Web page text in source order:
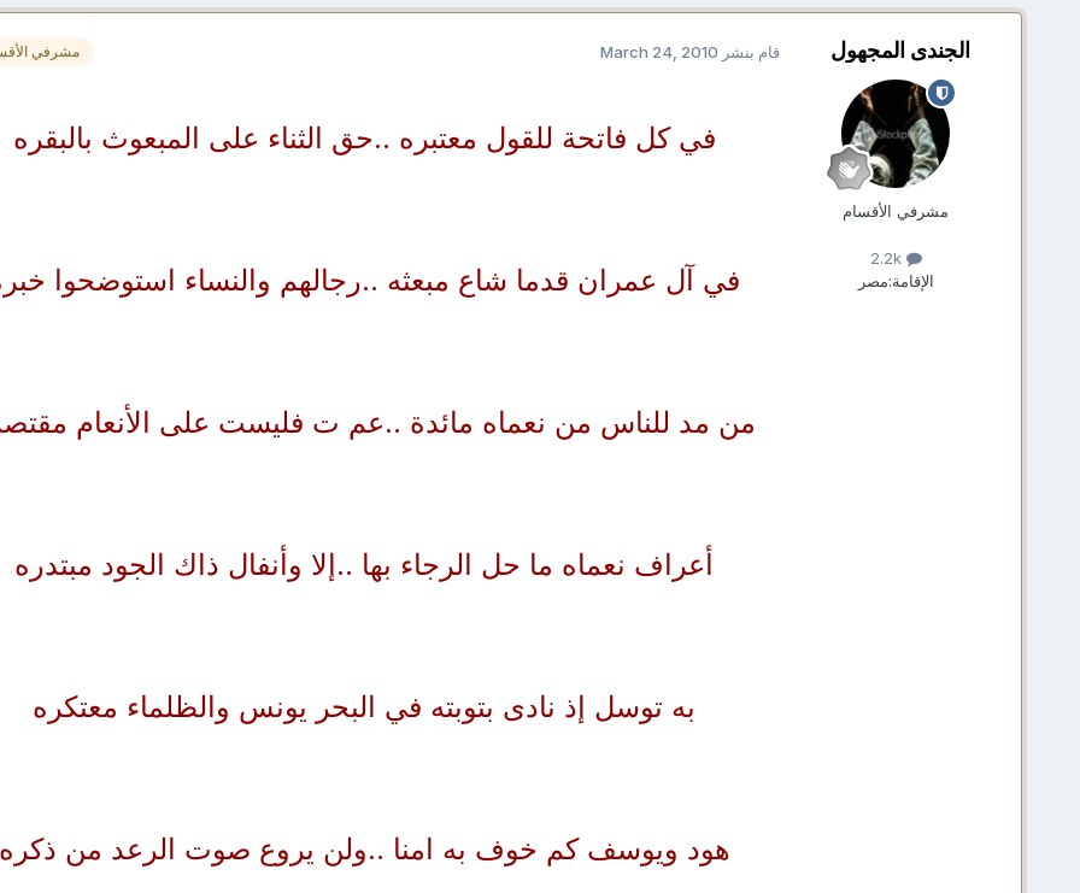
الجندى المجهول
مشرفي الأقسام
2.2k
الإقامة:مصر
مشرفي قام بنشر March 24, 2010
في كل فاتحة للقول معتبره ..حق الثناء على المبعوث بالبقره
في آل عمران قدما شاع مبعثه ..رجالهم والنساء استوضحوا
من مد للناس من نعماه مائدة ..عم ت فليست على الأنعام
أعراف نعماه ما حل الرجاء بها ..إلا وأنفال ذاك الجود مبتدره
به توسل إذ نادى بتوبته في البحر يونس والظلماء معتكره
هود ويوسف كم خوف به امنا ..ولن يروع صوت الرعد من